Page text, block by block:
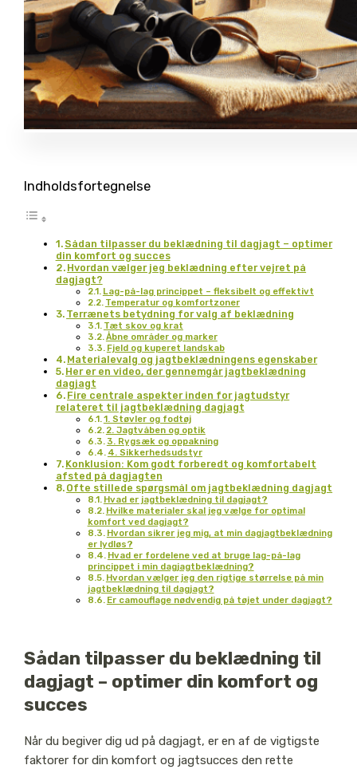
Indholdsfortegnelse
Sådan tilpasser du beklædning til dagjagt – optimer
din komfort og succes
Hvordan vælger jeg beklædning efter vejret på
dagjagt?
Lag-på-lag princippet – fleksibelt og effektivt
Temperatur og komfortzoner
Terrænets betydning for valg af beklædning
Tæt skov og krat
Åbne områder og marker
Fjeld og kuperet landskab
Materialevalg og jagtbeklædningens egenskaber
Her er en video, der gennemgår jagtbeklædning
dagjagt
Fire centrale aspekter inden for jagtudstyr
relateret til jagtbeklædning dagjagt
1. Støvler og fodtøj
2. Jagtvåben og optik
3. Rygsæk og oppakning
4. Sikkerhedsudstyr
Konklusion: Kom godt forberedt og komfortabelt
afsted på dagjagten
Ofte stillede spørgsmål om jagtbeklædning dagjagt
Hvad er jagtbeklædning til dagjagt?
Hvilke materialer skal jeg vælge for optimal
komfort ved dagjagt?
Hvordan sikrer jeg mig, at min dagjagtbeklædning
er lydløs?
Hvad er fordelene ved at bruge lag-på-lag
princippet i min dagjagtbeklædning?
Hvordan vælger jeg den rigtige størrelse på min
jagtbeklædning til dagjagt?
Er camouflage nødvendig på tøjet under dagjagt?
Sådan tilpasser du beklædning til
dagjagt – optimer din komfort og
succes
Når du begiver dig ud på dagjagt, er en af de vigtigste
faktorer for din komfort og jagtsucces den rette